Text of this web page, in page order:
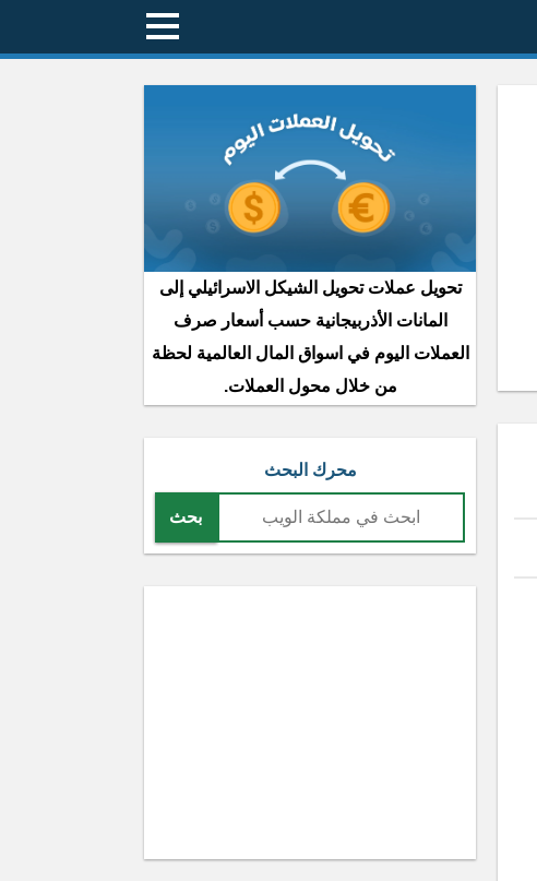
تحويل عملات تحويل الشيكل الاسرائيلي إلى
المانات الأذربيجانية حسب أسعار صرف
العملات اليوم في اسواق المال العالمية لحظة
من خلال محول العملات.
محرك البحث
بحث